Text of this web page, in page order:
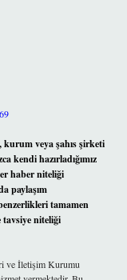
veya şahıs şirketi
kendi hazırladığımız
haber niteliği
paylaşım
tamamen
niteliği
ve İletişim Kurumu